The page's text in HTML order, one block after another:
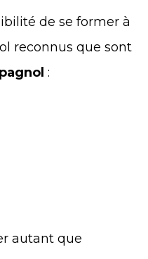
de se former à
reconnus que sont
:
autant que